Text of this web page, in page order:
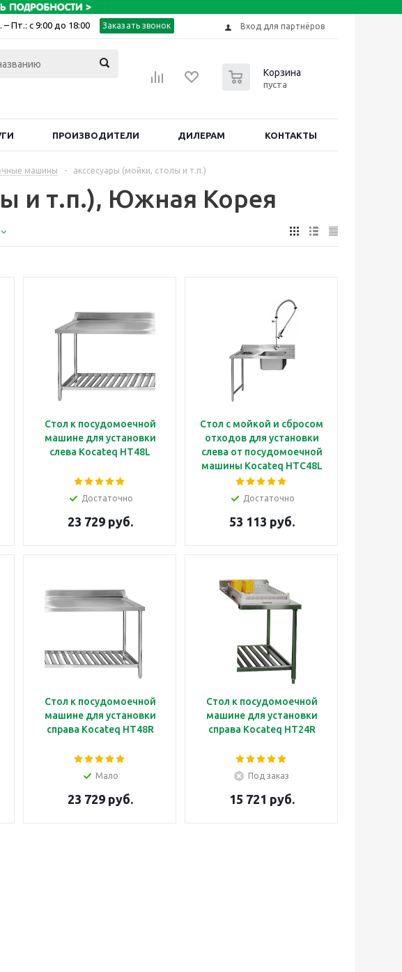
– Пт.: с 9:00 до 18:00 Заказать звонок Вход для партнёров
Корзина
пуста
ПРОИЗВОДИТЕЛИ ДИЛЕРАМ КОНТАКТЫ
машины - акссесуары (мойки, столы и т.п.)
и т.п.), Южная Корея
Стол к посудомоечной
машине для установки
слева Kocateq HT48L
Достаточно
23 729 руб.
Стол с мойкой и сбросом
отходов для установки
слева от посудомоечной
машины Kocateq HTC48L
Достаточно
53 113 руб.
Стол к посудомоечной
машине для установки
справа Kocateq HT48R
Мало
23 729 руб.
Стол к посудомоечной
машине для установки
справа Kocateq HT24R
Под заказ
15 721 руб.